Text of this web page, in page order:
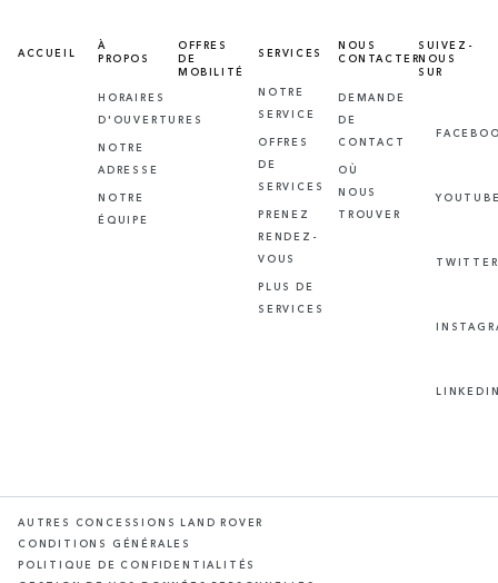
ACCUEIL
À
PROPOS
HORAIRES
D'OUVERTURES
NOTRE
ADRESSE
NOTRE
ÉQUIPE
OFFRES
DE
MOBILITÉ
SERVICES
NOTRE
SERVICE
OFFRES
DE
SERVICES
PRENEZ
RENDEZ-
VOUS
PLUS DE
SERVICES
NOUS
CONTACTER
DEMANDE
DE
CONTACT
OÙ
NOUS
TROUVER
SUIVEZ-
NOUS
SUR
TWITTER
AUTRES CONCESSIONS LAND ROVER
CONDITIONS GÉNÉRALES
POLITIQUE DE CONFIDENTIALITÉS